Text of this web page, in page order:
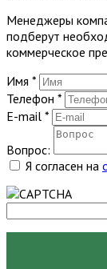
Менеджеры
подберут
коммерческое
Имя *
Телефон *
E-mail *
Вопрос:
Я согласен на